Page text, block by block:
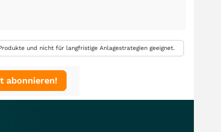
und nicht für langfristige Anlagestrategien geeignet.
abonnieren!